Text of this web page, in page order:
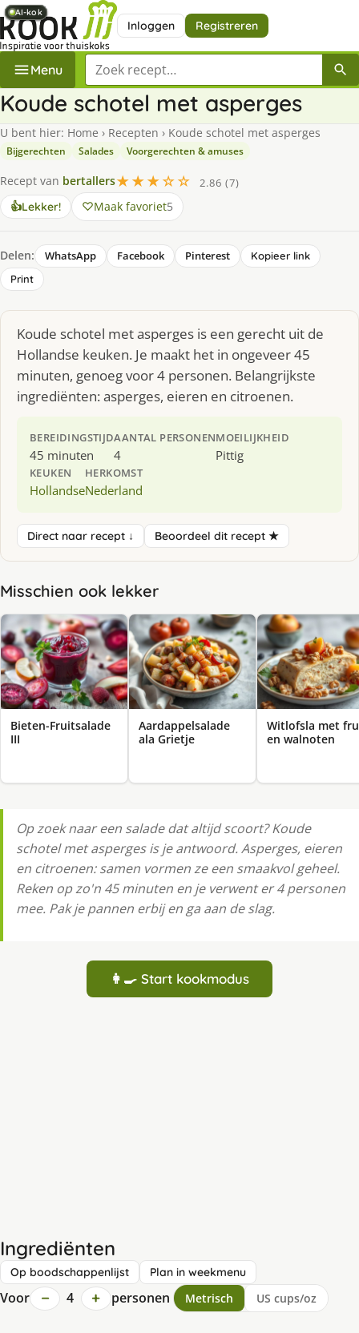
Inloggen Registreren
Menu Zoek een recept
Koude schotel met asperges
U bent hier: Home › Recepten › Koude schotel met asperges
Bijgerechten Salades Voorgerechten & amuses
Recept van bertallers★★★☆☆
2.86 (7)
👍Lekker! Maak favoriet5
Delen: WhatsApp Facebook Pinterest
Kopieer link
Print
Koude schotel met asperges is een gerecht uit de
Hollandse keuken. Je maakt het in ongeveer 45
minuten, genoeg voor 4 personen. Belangrijkste
ingrediënten: asperges, eieren en citroenen.
BEREIDINGSTIJD
45 minuten
AANTAL PERSONEN
4
MOEILIJKHEID
Pittig
KEUKEN
Hollandse
HERKOMST
Nederland
Direct naar recept ↓ Beoordeel dit recept ★
Misschien ook lekker
AI-kok
Bieten-Fruitsalade
III
AI-kok
Aardappelsalade
ala Grietje
AI-kok
Witlofsla met
en walnoten
AI-kok
AI-kok
AI-kok
Op zoek naar een salade dat altijd scoort? Koude
schotel met asperges is je antwoord. Asperges, eieren
en citroenen: samen vormen ze een smaakvol geheel.
Reken op zo'n 45 minuten en je verwent er 4 personen
mee. Pak je pannen erbij en ga aan de slag.
👩‍🍳 Start kookmodus
Ingrediënten
Op boodschappenlijst Plan in weekmenu
Voor − 4 + personen Metrisch US cups/oz